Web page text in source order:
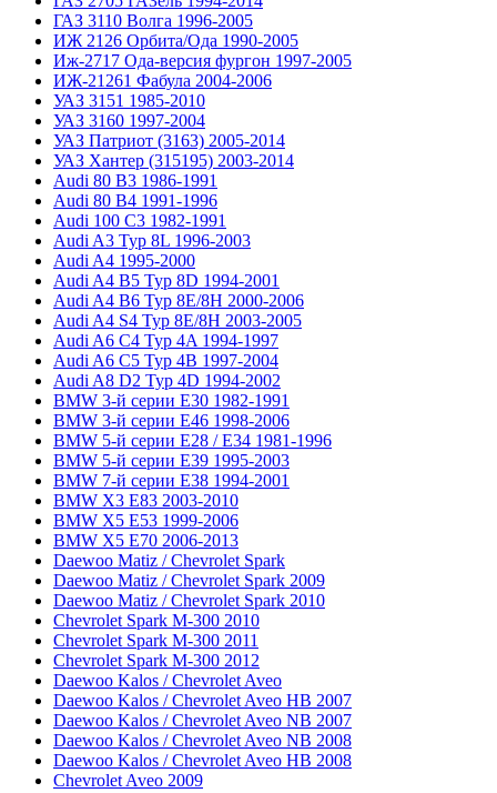
ГАЗ 3110 Волга 1996-2005
ИЖ 2126 Орбита/Ода 1990-2005
Иж-2717 Ода-версия фургон 1997-2005
ИЖ-21261 Фабула 2004-2006
УАЗ 3151 1985-2010
УАЗ 3160 1997-2004
УАЗ Патриот (3163) 2005-2014
УАЗ Хантер (315195) 2003-2014
Audi 80 B3 1986-1991
Audi 80 B4 1991-1996
Audi 100 C3 1982-1991
Audi A3 Typ 8L 1996-2003
Audi A4 1995-2000
Audi A4 B5 Typ 8D 1994-2001
Audi A4 B6 Typ 8E/8H 2000-2006
Audi A4 S4 Typ 8E/8H 2003-2005
Audi A6 C4 Typ 4A 1994-1997
Audi A6 C5 Typ 4B 1997-2004
Audi A8 D2 Typ 4D 1994-2002
BMW 3-й серии E30 1982-1991
BMW 3-й серии E46 1998-2006
BMW 5-й серии E28 / E34 1981-1996
BMW 5-й серии E39 1995-2003
BMW 7-й серии E38 1994-2001
BMW X3 E83 2003-2010
BMW X5 E53 1999-2006
BMW X5 E70 2006-2013
Daewoo Matiz / Chevrolet Spark
Daewoo Matiz / Chevrolet Spark 2009
Daewoo Matiz / Chevrolet Spark 2010
Chevrolet Spark M-300 2010
Chevrolet Spark M-300 2011
Chevrolet Spark M-300 2012
Daewoo Kalos / Chevrolet Aveo
Daewoo Kalos / Chevrolet Aveo HB 2007
Daewoo Kalos / Chevrolet Aveo NB 2007
Daewoo Kalos / Chevrolet Aveo NB 2008
Daewoo Kalos / Chevrolet Aveo HB 2008
Chevrolet Aveo 2009